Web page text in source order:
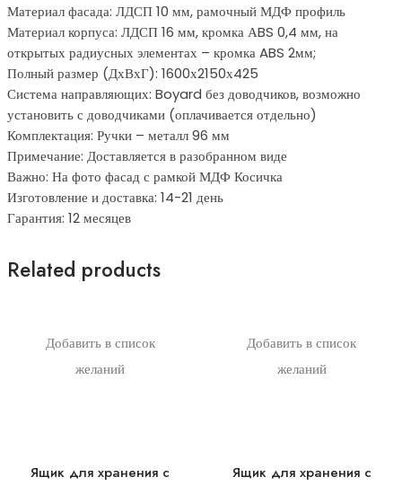
Материал фасада: ЛДСП 10 мм, рамочный МДФ профиль
Материал корпуса: ЛДСП 16 мм, кромка АBS 0,4 мм, на
открытых радиусных элементах – кромка ABS 2мм;
Полный размер (ДхВхГ): 1600х2150х425
Система направляющих: Boyard без доводчиков, возможно
установить с доводчиками (оплачивается отдельно)
Комплектация: Ручки – металл 96 мм
Примечание: Доставляется в разобранном виде
Важно: На фото фасад с рамкой МДФ Косичка
Изготовление и доставка: 14-21 день
Гарантия: 12 месяцев
Related products
Добавить в список
желаний
Ящик для хранения с
Добавить в список
желаний
Ящик для хранения с